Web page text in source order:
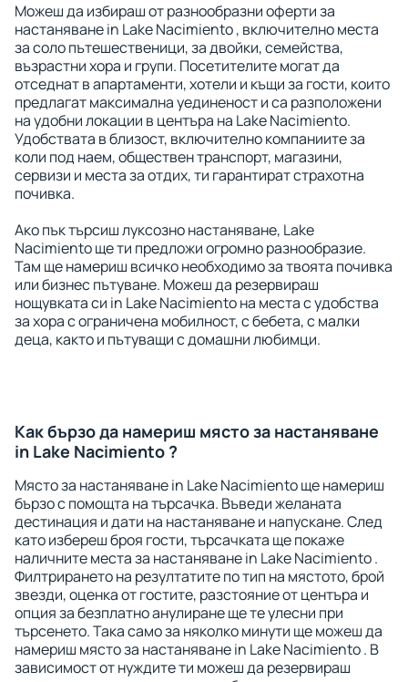
Можеш да избираш от разнообразни оферти за
настаняване in Lake Nacimiento , включително места
за соло пътешественици, за двойки, семейства,
възрастни хора и групи. Посетителите могат да
отседнат в апартаменти, хотели и къщи за гости, които
предлагат максимална уединеност и са разположени
на удобни локации в центъра на Lake Nacimiento.
Удобствата в близост, включително компаниите за
коли под наем, обществен транспорт, магазини,
сервизи и места за отдих, ти гарантират страхотна
почивка.
Ако пък търсиш луксозно настаняване, Lake
Nacimiento ще ти предложи огромно разнообразие.
Там ще намериш всичко необходимо за твоята почивка
или бизнес пътуване. Можеш да резервираш
нощувката си in Lake Nacimiento на места с удобства
за хора с ограничена мобилност, с бебета, с малки
деца, както и пътуващи с домашни любимци.
Как бързо да намериш място за настаняване
in Lake Nacimiento ?
Място за настаняване in Lake Nacimiento ще намериш
бързо с помощта на търсачка. Въведи желаната
дестинация и дати на настаняване и напускане. След
като избереш броя гости, търсачката ще покаже
наличните места за настаняване in Lake Nacimiento .
Филтрирането на резултатите по тип на мястото, брой
звезди, оценка от гостите, разстояние от центъра и
опция за безплатно анулиране ще те улесни при
търсенето. Така само за няколко минути ще можеш да
намериш място за настаняване in Lake Nacimiento . В
зависимост от нуждите ти можеш да резервираш